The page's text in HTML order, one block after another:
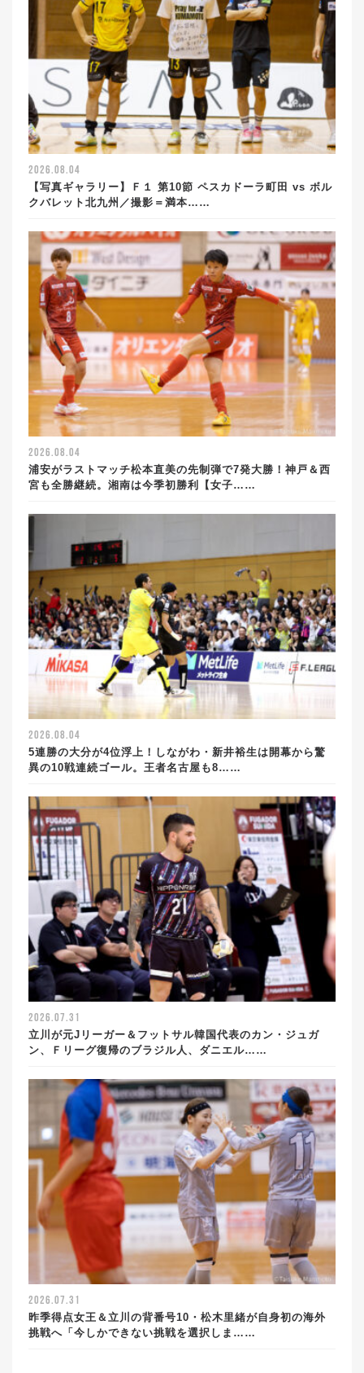
2026.08.04
【写真ギャラリー】Ｆ１ 第10節 ペスカドーラ町田 vs ボル
クバレット北九州／撮影＝満本……
2026.08.04
浦安がラストマッチ松本直美の先制弾で7発大勝！神戸＆西
宮も全勝継続。湘南は今季初勝利【女子……
2026.08.04
5連勝の大分が4位浮上！しながわ・新井裕生は開幕から驚
異の10戦連続ゴール。王者名古屋も8……
2026.07.31
立川が元Jリーガー＆フットサル韓国代表のカン・ジュガ
ン、Ｆリーグ復帰のブラジル人、ダニエル……
2026.07.31
昨季得点女王＆立川の背番号10・松木里緒が自身初の海外
挑戦へ「今しかできない挑戦を選択しま……